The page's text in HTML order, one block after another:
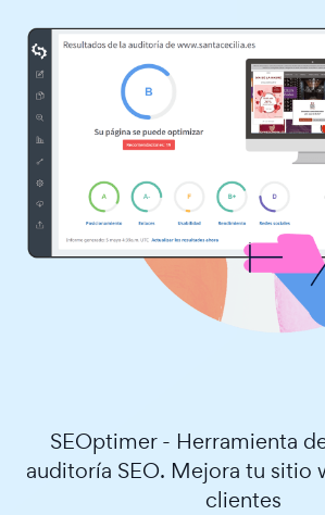
SEOptimer - Herramienta
auditoría SEO. Mejora tu sitio
clientes